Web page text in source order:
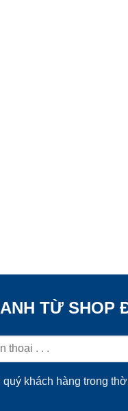
TỪ SHOP
khách hàng trong